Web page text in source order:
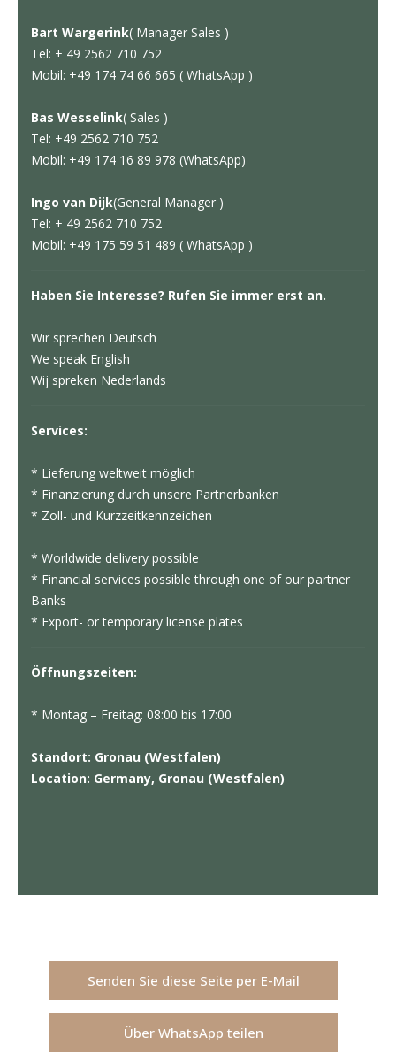
Bart Wargerink( Manager Sales )
Tel: + 49 2562 710 752
Mobil: +49 174 74 66 665 ( WhatsApp )
Bas Wesselink( Sales )
Tel: +49 2562 710 752
Mobil: +49 174 16 89 978 (WhatsApp)
Ingo van Dijk(General Manager )
Tel: + 49 2562 710 752
Mobil: +49 175 59 51 489 ( WhatsApp )
Haben Sie Interesse? Rufen Sie immer erst an.
Wir sprechen Deutsch
We speak English
Wij spreken Nederlands
Services:
* Lieferung weltweit möglich
* Finanzierung durch unsere Partnerbanken
* Zoll- und Kurzzeitkennzeichen
* Worldwide delivery possible
* Financial services possible through one of our partner
Banks
* Export- or temporary license plates
Öffnungszeiten:
* Montag – Freitag: 08:00 bis 17:00
Standort: Gronau (Westfalen)
Location: Germany, Gronau (Westfalen)
Senden Sie diese Seite per E-Mail
Über WhatsApp teilen